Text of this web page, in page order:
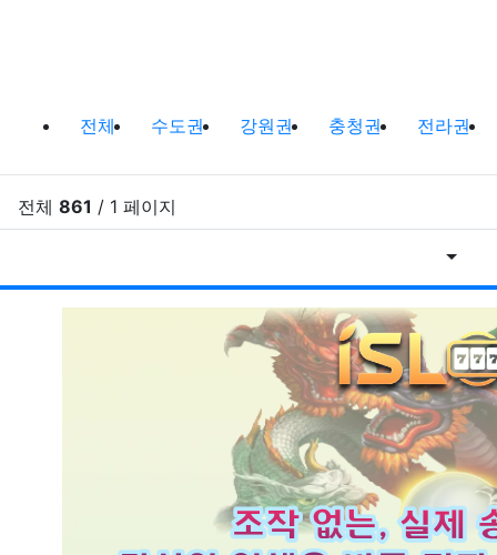
바다낚시,원투낚시,배낚시 포인트
전체 수도권 강원권 충청권 전라권
전체 861 / 1 페이지
게시